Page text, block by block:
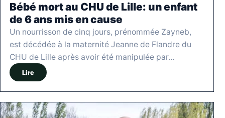
Bébé mort au CHU de Lille: un enfant
de 6 ans mis en cause
Un nourrisson de cinq jours, prénommée Zayneb,
est décédée à la maternité Jeanne de Flandre du
CHU de Lille après avoir été manipulée par…
Lire